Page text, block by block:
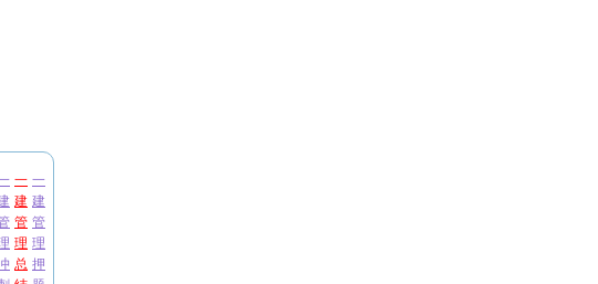
一
建
管
理
总
一
建
管
理
押